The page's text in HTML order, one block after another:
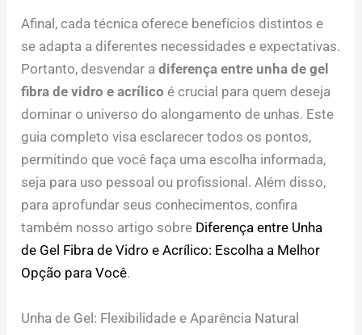
Afinal, cada técnica oferece benefícios distintos e
se adapta a diferentes necessidades e expectativas.
Portanto, desvendar adiferença entre unha de gel
fibra de vidro e acrílico é crucial para quem deseja
dominar o universo do alongamento de unhas. Este
guia completo visa esclarecer todos os pontos,
permitindo que você faça uma escolha informada,
seja para uso pessoal ou profissional. Além disso,
para aprofundar seus conhecimentos, confira
também nosso artigo sobre Diferença entre Unha
de Gel Fibra de Vidro e Acrílico: Escolha a Melhor
Opção para Você.
Unha de Gel: Flexibilidade e Aparência Natural